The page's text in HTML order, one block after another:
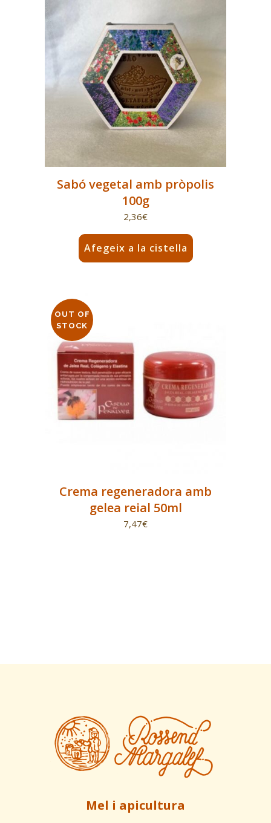
Sabó vegetal amb pròpolis
100g
2,36€
Afegeix a la cistella
Crema regeneradora amb
gelea reial 50ml
7,47€
OUT OF
STOCK
Mel i apicultura